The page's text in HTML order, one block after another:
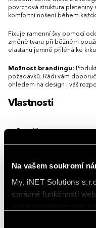
Na vašem soukromí
My, iNET Solutions
správné funkčnosti
3XL
povrchová struktura pleteniny
komfortní nošení během
Fixuje ramenní švy pomocí
změně tvaru při běžném
elastanu jemně přiléhá ke
Možnost brandingu:
požadavků. Rádi vám
ohledem na design i váš
Vlastnosti
Gramáž
Materiál
Rukávy